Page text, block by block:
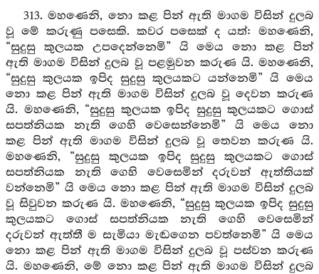
313. මහණෙනි, නො කළ පින් ඇති මාගම විසින් දුලබ
වූ මේ කරුණු පසෙකි. කවර පසෙක් ද යත්: මහණෙනි,
“සුදුසු කුලයක උපදෙන්නෙමි” යි මෙය නො කළ පින්
ඇති මාගම විසින් දුලබ වූ පළමුවන කරුණ යි. මහණෙනි,
“සුදුසු කුලයක ඉපිද සුදුසු කුලයකට යන්නෙමි” යි මෙය
නො කළ පින් ඇති මාගම විසින් දුලබ වූ දෙවන කරුණ
යි. මහණෙනි, “සුදුසු කුලයක ඉපිද සුදුසු කුලයකට ගොස්
සපත්නියක නැති ගෙහි වෙසෙන්නෙමි” යි මෙය නො
කළ පින් ඇති මාගම විසින් දුලබ වූ තෙවන කරුණ යි.
මහණෙනි, “සුදුසු කුලයක ඉපිද සුදුසු කුලයකට ගොස්
සපත්නියක නැති ගෙහි වෙසෙමින් දරුවන් ඇත්තියක්
වන්නෙමි” යි මෙය නො කළ පින් ඇති මාගම විසින් දුලබ
වූ සිවුවන කරුණ යි. මහණෙනි, “සුදුසු කුලයක ඉපිද සුදුසු
කුලයකට ගොස් සපත්නියක නැති ගෙහි වෙසෙමින්
දරුවන් ඇත්තී ම සැමියා මැඬගෙන පවත්නෙමි” යි මෙය
නො කළ පින් ඇති මාගම විසින් දුලබ වූ පස්වන කරුණ
යි. මහණෙනි, මේ නො කළ පින් ඇති මාගම විසින් දුලබ